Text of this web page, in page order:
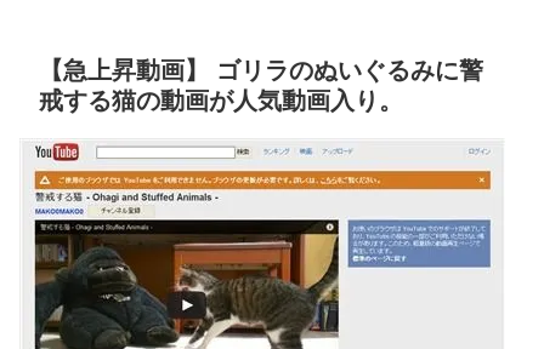
【急上昇動画】 ゴリラのぬいぐるみに警
戒する猫の動画が人気動画入り。